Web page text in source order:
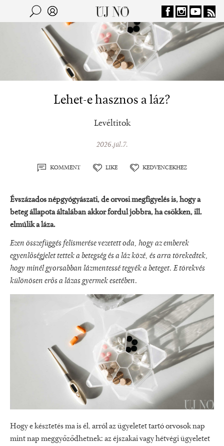
Jump to navigation
Kereső
Lehet-e hasznos a láz?
Levéltitok
2026.júl.7.
KOMMENT LIKE KEDVENCEKHEZ
Évszázados népgyógyászati, de orvosi megfigyelés is, hogy a
beteg állapota általában akkor fordul jobbra, ha csökken, ill.
elmúlik a láza.
Ezen összefüggés felismerése vezetett oda, hogy az emberek
egyenlőségjelet tettek a betegség és a láz közé, és arra törekedtek,
hogy minél gyorsabban lázmentessé tegyék a beteget. E törekvés
különösen erős a lázas gyermek esetében.
Hogy e késztetés ma is él, arról az ügyeletet tartó orvosok nap
mint nap meggyőződhetnek: az éjszakai vagy hétvégi ügyeletet